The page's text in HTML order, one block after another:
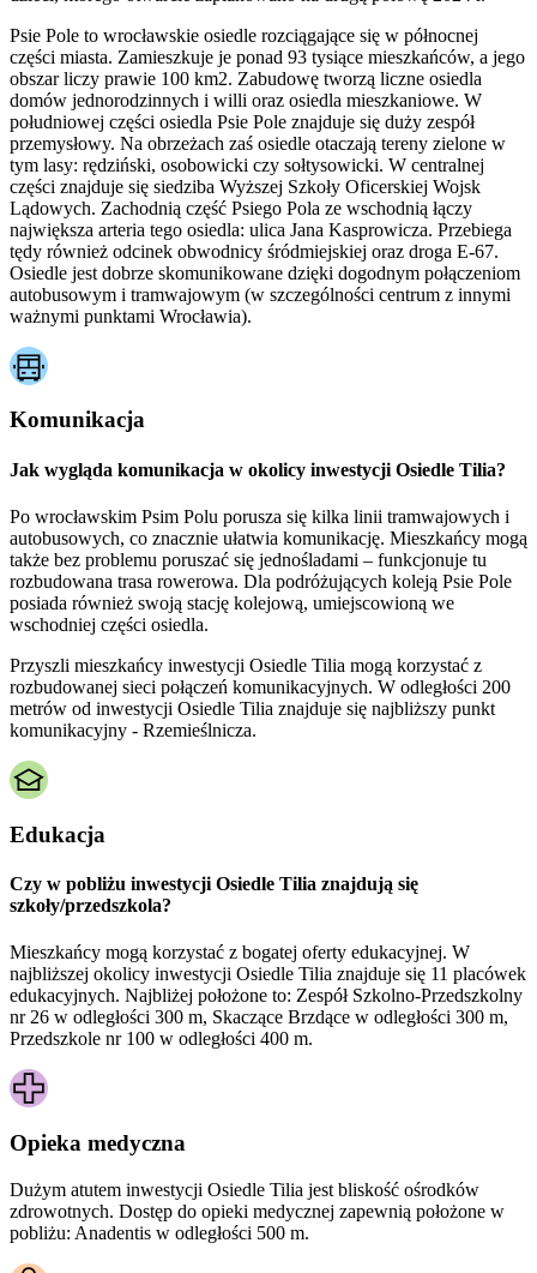
Psie Pole to wrocławskie osiedle rozciągające się w północnej
części miasta. Zamieszkuje je ponad 93 tysiące mieszkańców, a jego
obszar liczy prawie 100 km2. Zabudowę tworzą liczne osiedla
domów jednorodzinnych i willi oraz osiedla mieszkaniowe. W
południowej części osiedla Psie Pole znajduje się duży zespół
przemysłowy. Na obrzeżach zaś osiedle otaczają tereny zielone w
tym lasy: rędziński, osobowicki czy sołtysowicki. W centralnej
części znajduje się siedziba Wyższej Szkoły Oficerskiej Wojsk
Lądowych. Zachodnią część Psiego Pola ze wschodnią łączy
największa arteria tego osiedla: ulica Jana Kasprowicza. Przebiega
tędy również odcinek obwodnicy śródmiejskiej oraz droga E-67.
Osiedle jest dobrze skomunikowane dzięki dogodnym połączeniom
autobusowym i tramwajowym (w szczególności centrum z innymi
ważnymi punktami Wrocławia).
Komunikacja
Jak wygląda komunikacja w okolicy inwestycji Osiedle Tilia?
Po wrocławskim Psim Polu porusza się kilka linii tramwajowych i
autobusowych, co znacznie ułatwia komunikację. Mieszkańcy mogą
także bez problemu poruszać się jednośladami – funkcjonuje tu
rozbudowana trasa rowerowa. Dla podróżujących koleją Psie Pole
posiada również swoją stację kolejową, umiejscowioną we
wschodniej części osiedla.
Przyszli mieszkańcy inwestycji Osiedle Tilia mogą korzystać z
rozbudowanej sieci połączeń komunikacyjnych. W odległości 200
metrów od inwestycji Osiedle Tilia znajduje się najbliższy punkt
komunikacyjny - Rzemieślnicza.
Edukacja
Czy w pobliżu inwestycji Osiedle Tilia znajdują się
szkoły/przedszkola?
Mieszkańcy mogą korzystać z bogatej oferty edukacyjnej. W
najbliższej okolicy inwestycji Osiedle Tilia znajduje się 11 placówek
edukacyjnych. Najbliżej położone to: Zespół Szkolno-Przedszkolny
nr 26 w odległości 300 m, Skaczące Brzdące w odległości 300 m,
Przedszkole nr 100 w odległości 400 m.
Opieka medyczna
Dużym atutem inwestycji Osiedle Tilia jest bliskość ośrodków
zdrowotnych. Dostęp do opieki medycznej zapewnią położone w
pobliżu: Anadentis w odległości 500 m.